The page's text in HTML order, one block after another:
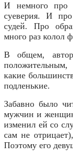
И немного
суеверия. И
судей. Про
много раз колол
В общем,
какие
подленькие.
Забавно было
мужчин и
изменил ей со
сам не
Поэтому его